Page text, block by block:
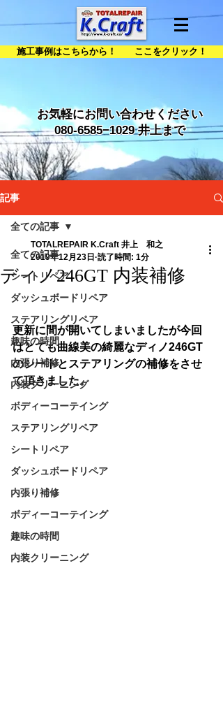
施工事例はこちらから！ ここをクリック！
お気軽にお問い合わせください
080-6585−1029 井上まで
記事
全ての記事
シートリペア
ダッシュボードリペア
ステアリングリペア
趣味の時間
内張り補修
内装クリーニング
ボディーコーテイング
ステアリングリペア
シートリペア
ダッシュボードリペア
内張り補修
ボディーコーテイング
趣味の時間
内装クリーニング
全ての記事
ディノ246GT 内装補修
TOTALREPAIR K.Craft 井上 和之
2019年12月23日 読了時間: 1分
更新に間が開いてしまいましたが今回
はとても曲線美の綺麗なディノ246GT
のシートとステアリングの補修をさせ
て頂きました。